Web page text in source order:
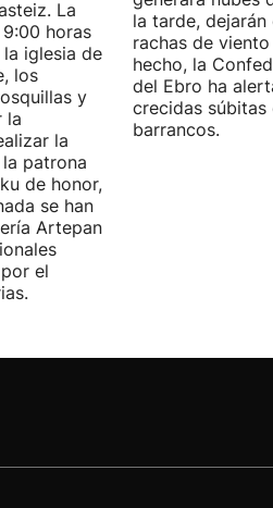
La
horas
iglesia de
los
y
la
la
patrona
de honor,
se han
Artepan
el
la tarde,
rachas de
hecho, la
del Ebro ha
crecidas súbitas
barrancos.